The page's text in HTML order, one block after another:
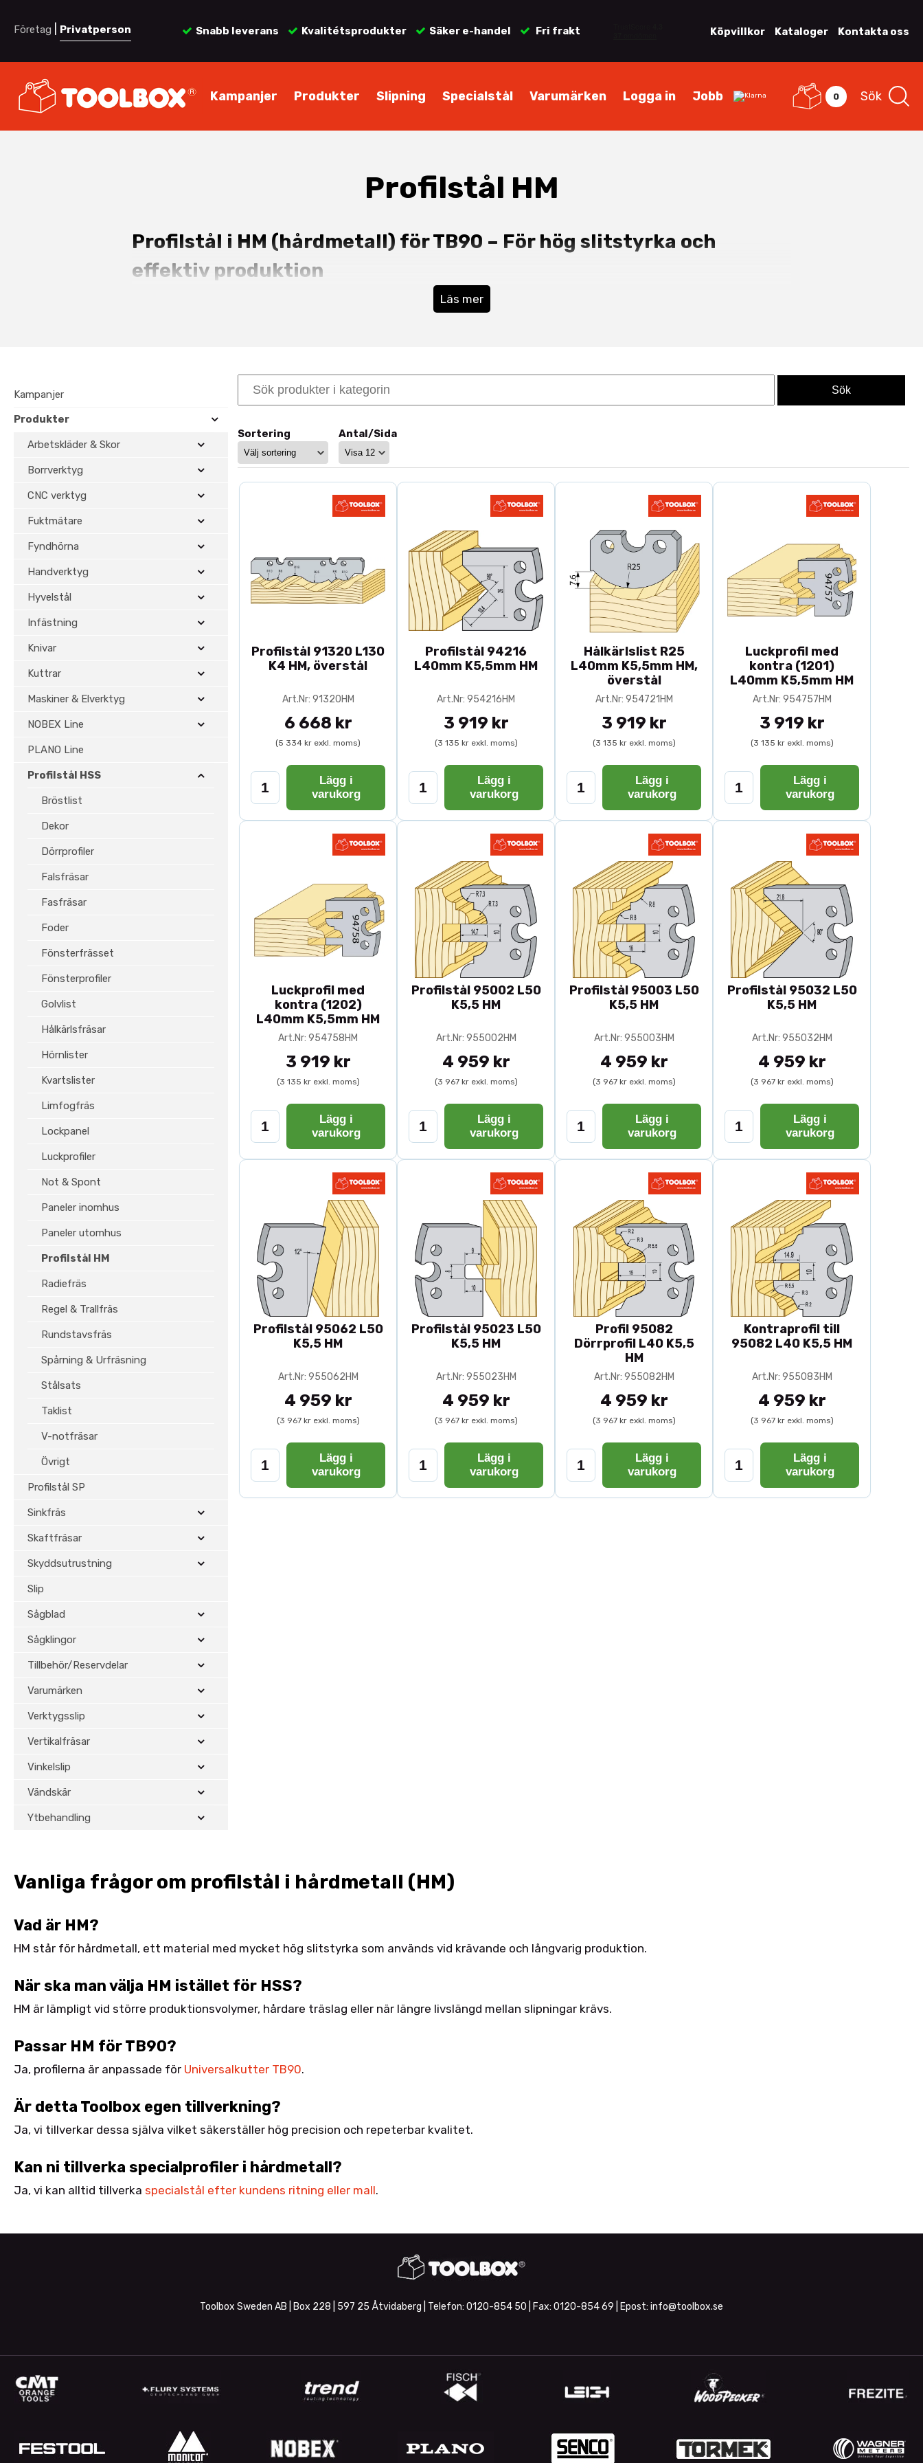
Företag Privatperson Snabb leverans Kvalitétsprodukter Säker e-handel Fri frakt Köpvillkor Kataloger Kontakta oss
Kampanjer Produkter Slipning Specialstål Varumärken Logga in Jobb 0 Sök
Profilstål HM
Profilstål i HM (hårdmetall) för TB90 – För hög slitstyrka och
effektiv produktion
anpassade förUniversalkutter TB90
är avgörande.
Samtliga profilstål ärToolbox egen produktion, vilket ger full kontroll över geometri, toleranser och kvalitet. Det
säkerställer exakt passform och repeterbar precision i industriell tillverkning.
Hårdmetall (HM)
– mycket hög slitstyrka
Längre livslängdjämfört med traditionell HSS
Stabil prestanda i serieproduktion
Exakt profilgeometri
Anpassade för TB90-systemet
Behöver du en specifik profil i hårdmetall? Vi kan alltid tillverka
specialstål och specialtillverkning
Se även vårt sortiment avprofilstål i HSSför alternativa materialval.
Läs mer
Kampanjer
Produkter
Arbetskläder & Skor
Borrverktyg
CNC verktyg
Fuktmätare
Fyndhörna
Handverktyg
Hyvelstål
Infästning
Knivar
Kuttrar
Maskiner & Elverktyg
NOBEX Line
PLANO Line
Profilstål HSS
Bröstlist
Dekor
Dörrprofiler
Falsfräsar
Fasfräsar
Foder
Fönsterfrässet
Fönsterprofiler
Golvlist
Hålkärlsfräsar
Hörnlister
Kvartslister
Limfogfräs
Lockpanel
Luckprofiler
Not & Spont
Paneler inomhus
Paneler utomhus
Profilstål HM
Radiefräs
Regel & Trallfräs
Rundstavsfräs
Spårning & Urfräsning
Stålsats
Taklist
V-notfräsar
Övrigt
Profilstål SP
Sinkfräs
Skaftfräsar
Skyddsutrustning
Slip
Sågblad
Sågklingor
Tillbehör/Reservdelar
Varumärken
Verktygsslip
Vertikalfräsar
Vinkelslip
Vändskär
Ytbehandling
Sortering Antal/Sida
Profilstål 91320 L130
K4 HM, överstål
Art.Nr: 91320HM
6 668 kr
(5 334 kr exkl. moms)
Lägg i
varukorg
Profilstål 94216
L40mm K5,5mm HM
Art.Nr: 954216HM
3 919 kr
(3 135 kr exkl. moms)
Lägg i
varukorg
Hålkärlslist R25
L40mm K5,5mm HM,
överstål
Art.Nr: 954721HM
3 919 kr
(3 135 kr exkl. moms)
Lägg i
varukorg
Luckprofil med
kontra (1201)
L40mm K5,5mm HM
Art.Nr: 954757HM
3 919 kr
(3 135 kr exkl. moms)
Lägg i
varukorg
Luckprofil med
kontra (1202)
L40mm K5,5mm HM
Art.Nr: 954758HM
3 919 kr
(3 135 kr exkl. moms)
Lägg i
varukorg
Profilstål 95002 L50
K5,5 HM
Art.Nr: 955002HM
4 959 kr
(3 967 kr exkl. moms)
Lägg i
varukorg
Profilstål 95003 L50
K5,5 HM
Art.Nr: 955003HM
4 959 kr
(3 967 kr exkl. moms)
Lägg i
varukorg
Profilstål 95032 L50
K5,5 HM
Art.Nr: 955032HM
4 959 kr
(3 967 kr exkl. moms)
Lägg i
varukorg
Profilstål 95062 L50
K5,5 HM
Art.Nr: 955062HM
4 959 kr
(3 967 kr exkl. moms)
Lägg i
varukorg
Profilstål 95023 L50
K5,5 HM
Art.Nr: 955023HM
4 959 kr
(3 967 kr exkl. moms)
Lägg i
varukorg
Profil 95082
Dörrprofil L40 K5,5
HM
Art.Nr: 955082HM
4 959 kr
(3 967 kr exkl. moms)
Lägg i
varukorg
Kontraprofil till
95082 L40 K5,5 HM
Art.Nr: 955083HM
4 959 kr
(3 967 kr exkl. moms)
Lägg i
varukorg
Vanliga frågor om profilstål i hårdmetall (HM)
Vad är HM?
HM står för hårdmetall, ett material med mycket hög slitstyrka som används vid krävande och långvarig produktion.
När ska man välja HM istället för HSS?
HM är lämpligt vid större produktionsvolymer, hårdare träslag eller när längre livslängd mellan slipningar krävs.
Passar HM för TB90?
Ja, profilerna är anpassade för Universalkutter TB90.
Är detta Toolbox egen tillverkning?
Ja, vi tillverkar dessa själva vilket säkerställer hög precision och repeterbar kvalitet.
Kan ni tillverka specialprofiler i hårdmetall?
Ja, vi kan alltid tillverka specialstål efter kundens ritning eller mall.
Toolbox Sweden AB | Box 228 | 597 25 Åtvidaberg | Telefon: 0120-854 50 | Fax: 0120-854 69 | Epost: info@toolbox.se